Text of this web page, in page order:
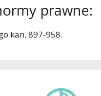
prawne:
kan. 897-958.